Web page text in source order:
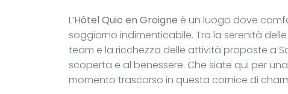
L’Hôtel Quic en Groigne è un luogo dove
soggiorno indimenticabile. Tra la serenità
team e la ricchezza delle attività proposte a
scoperta e al benessere. Che siate qui per
momento trascorso in questa cornice di